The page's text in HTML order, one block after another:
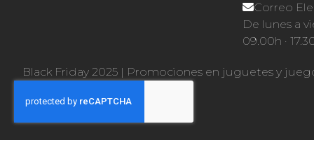
Correo
De lunes a
09.00h ·
Black Friday 2025 | Promociones en juguetes y